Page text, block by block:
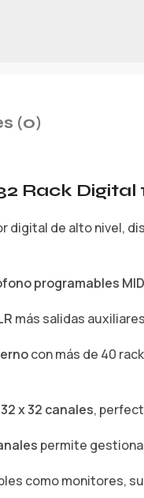
(0)
Rack Digital
digital de alto nivel,
programables
más salidas
con más de 40
x 32 canales,
permite
como monitores,